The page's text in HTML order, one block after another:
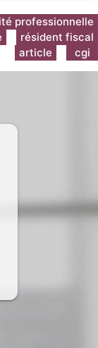
professionnelle
résident fiscal
cgi
article